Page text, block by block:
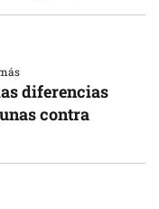
diferencias
contra